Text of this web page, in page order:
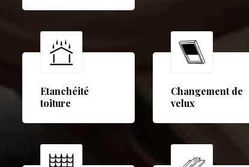
Etanchéité
toiture
Changement de
velux